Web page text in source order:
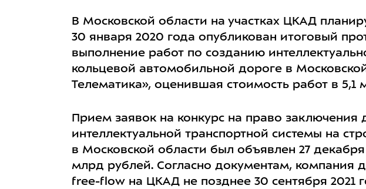
В Московской области на участках ЦКАД
30 января 2020 года опубликован итоговый
выполнение работ по созданию
кольцевой автомобильной дороге в
Телематика», оценившая стоимость работ в 5,1
Прием заявок на конкурс на право
интеллектуальной транспортной системы на
в Московской области был объявлен 27
млрд рублей. Согласно документам, компания
free-flow на ЦКАД не позднее 30 сентября 2021